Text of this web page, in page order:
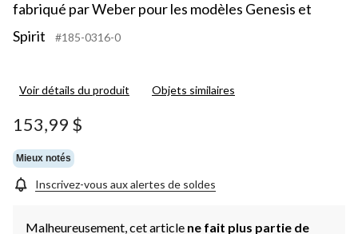
fabriqué par Weber pour les modèles Genesis et
Spirit
#185-0316-0
Voir détails du produit Objets similaires
153,99 $
Mieux notés
Inscrivez-vous aux alertes de soldes
Malheureusement, cet article ne fait plus partie de